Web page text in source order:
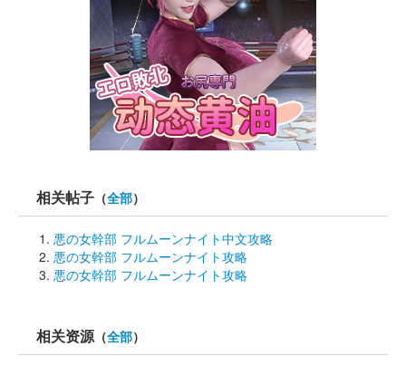
相关帖子 （全部）
悪の女幹部 フルムーンナイト中文攻略
悪の女幹部 フルムーンナイト攻略
悪の女幹部 フルムーンナイト攻略
相关资源（全部）